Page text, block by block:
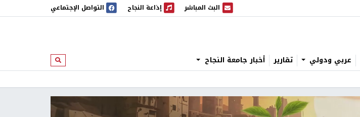
البث المباشر
البث المباشر إذاعة النجاح
إذاعة النجاح التواصل الإجتماعي
عربي ودولي تقارير أخبار جامعة النجاح ابحث